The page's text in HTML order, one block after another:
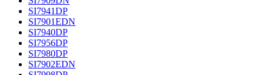
SI7941DP
SI7901EDN
SI7940DP
SI7956DP
SI7980DP
SI7902EDN